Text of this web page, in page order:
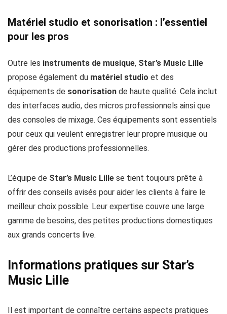
Matériel studio et sonorisation : l’essentiel
pour les pros
Outre les instruments de musique, Star’s Music Lille
propose également du matériel studio et des
équipements de sonorisation de haute qualité. Cela inclut
des interfaces audio, des micros professionnels ainsi que
des consoles de mixage. Ces équipements sont essentiels
pour ceux qui veulent enregistrer leur propre musique ou
gérer des productions professionnelles.
L’équipe de Star’s Music Lille se tient toujours prête à
offrir des conseils avisés pour aider les clients à faire le
meilleur choix possible. Leur expertise couvre une large
gamme de besoins, des petites productions domestiques
aux grands concerts live.
Informations pratiques sur Star’s
Music Lille
Il est important de connaître certains aspects pratiques